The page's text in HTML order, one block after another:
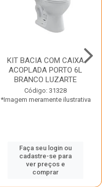
KIT BACIA COM CAIXA
ACOPLADA PORTO 6L
BRANCO LUZARTE
Código: 31328
*Imagem meramente ilustrativa
Faça seu login ou
cadastre-se para
ver preços e
comprar